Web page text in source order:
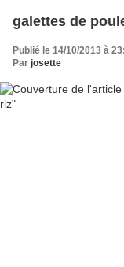
galettes de
Publié le 14/10/2013 à
Par josette